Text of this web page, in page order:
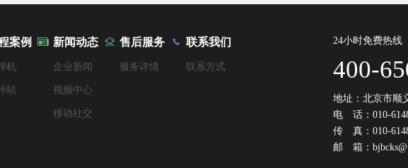
案例
机
站
新闻动态
企业新闻
视频中心
移动社交
售后服务
服务详情
联系我们
联系方式
24小时免费热线
400-
地址：北京市顺
电 话：010-
传 真：010-
邮 箱：